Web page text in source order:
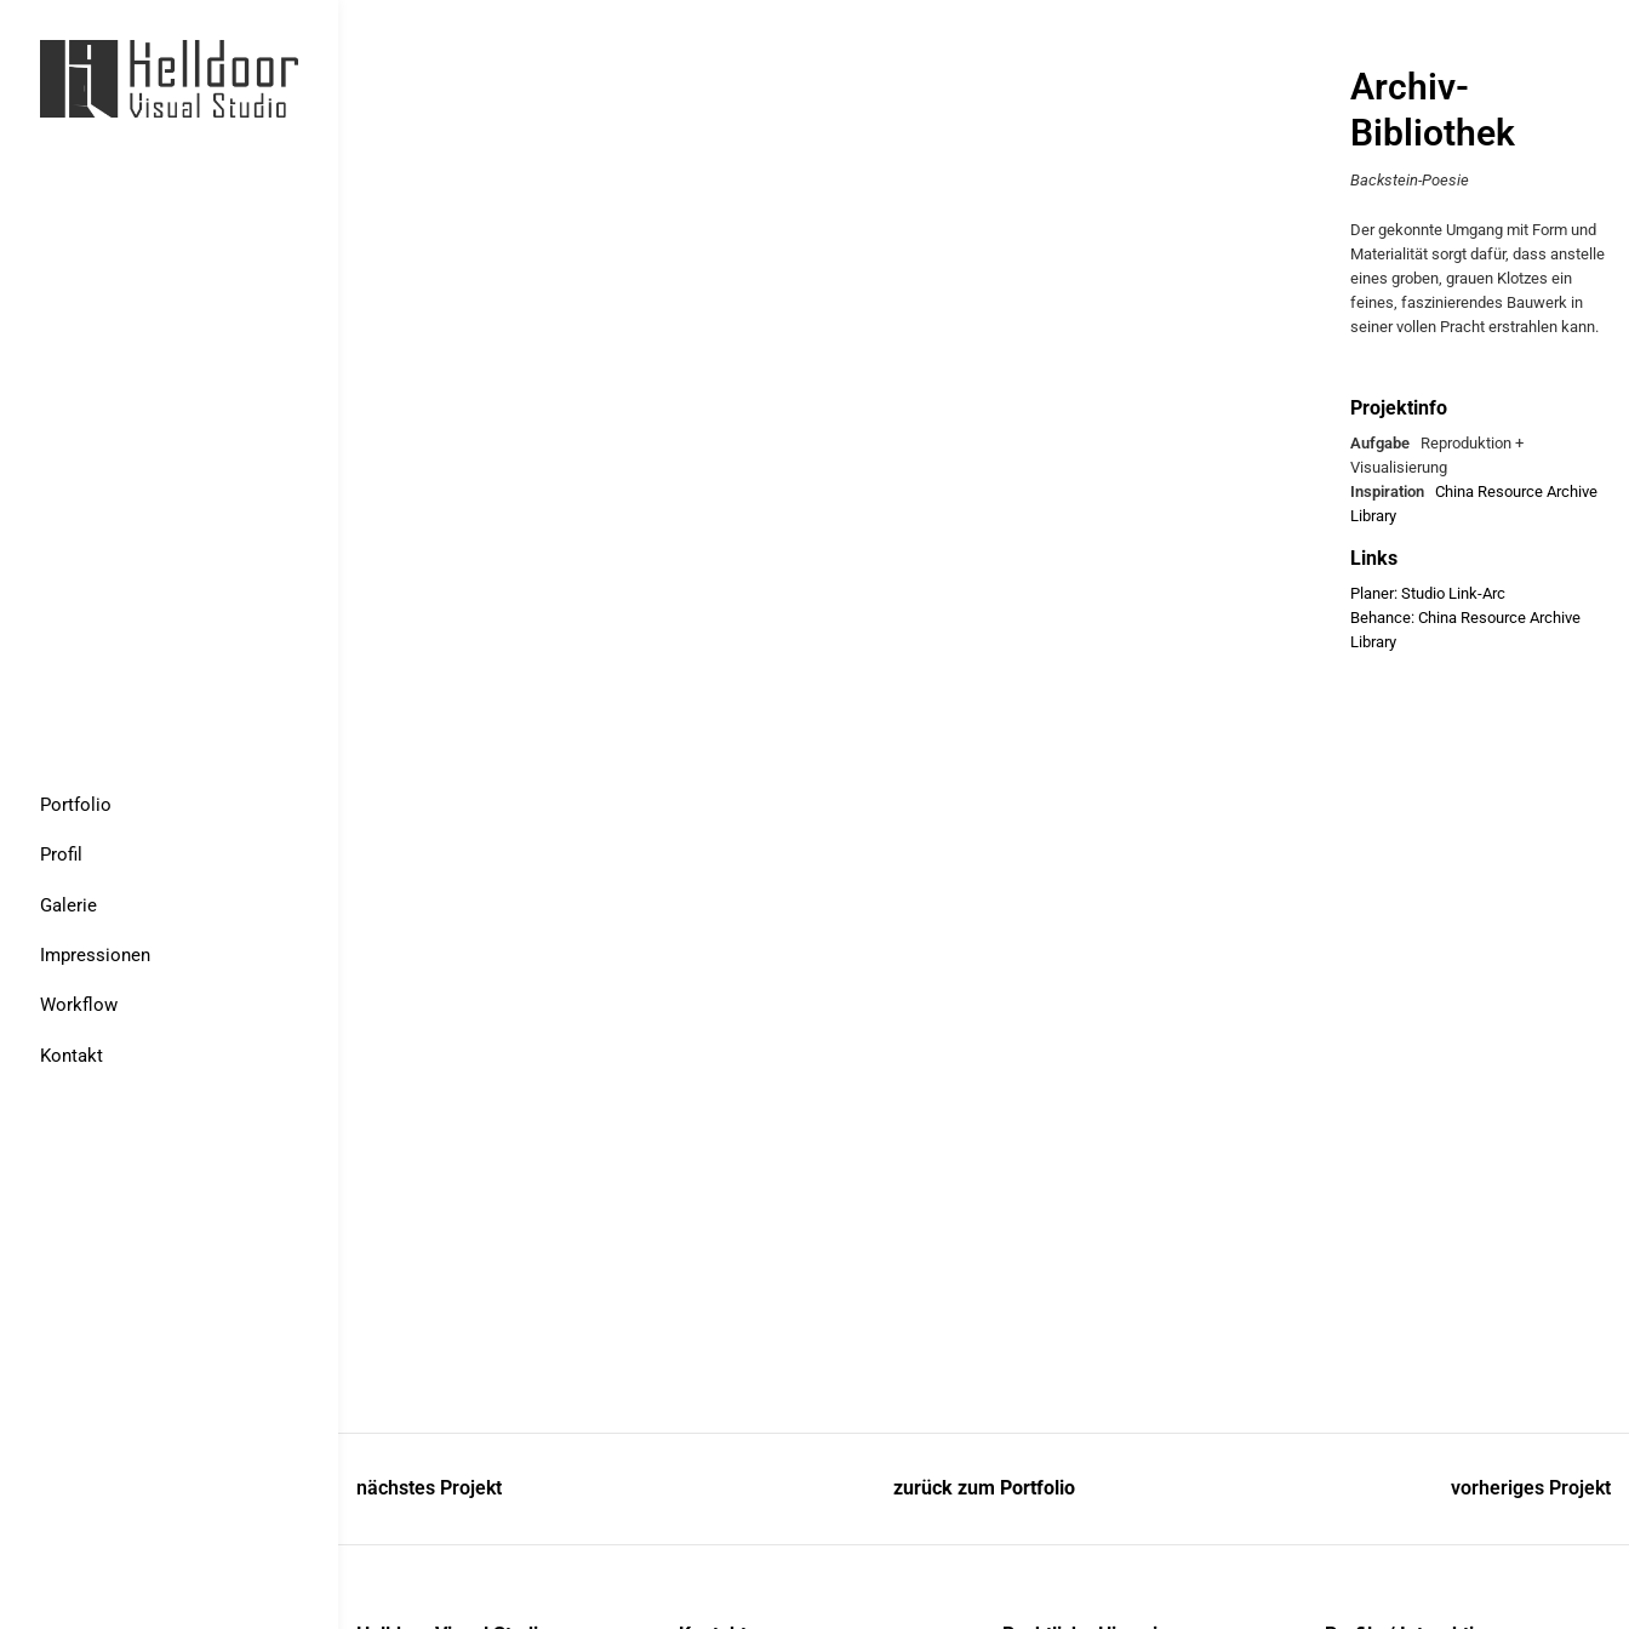
Portfolio
Profil
Galerie
Impressionen
Workflow
Kontakt
Archiv-
Bibliothek
Backstein-Poesie
Der gekonnte Umgang mit Form und
Materialität sorgt dafür, dass anstelle
eines groben, grauen Klotzes ein
feines, faszinierendes Bauwerk in
seiner vollen Pracht erstrahlen kann.
Projektinfo
Aufgabe Reproduktion +
Visualisierung
Inspiration
China Resource Archive
Library
Links
Planer: Studio Link-Arc
Behance: China Resource Archive
Library
nächstes Projekt zurück zum Portfolio vorheriges Projekt